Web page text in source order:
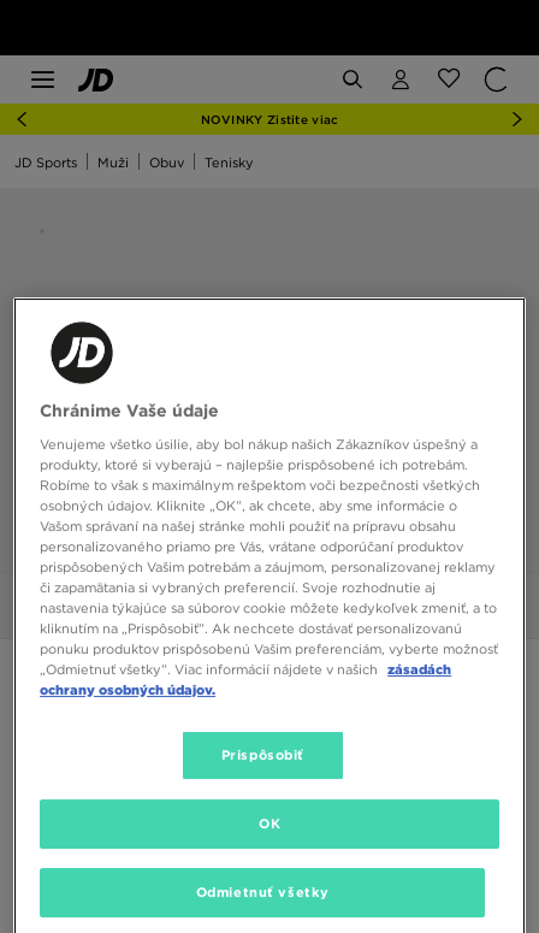
NOVINKY Zistite viac
JD Sports Muži Obuv Tenisky
Obrázky 360°
NIKE AIR FORCE 1 '07 LV8
(Najnižšia cena za 30 dní pred zľavou)
Dostupné Farby
Vybrať veľkosť
Chránime Vaše údaje
Venujeme všetko úsilie, aby bol nákup našich Zákazníkov úspešný a
produkty, ktoré si vyberajú – najlepšie prispôsobené ich potrebám.
Robíme to však s maximálnym rešpektom voči bezpečnosti všetkých
osobných údajov. Kliknite „OK”, ak chcete, aby sme informácie o
Vašom správaní na našej stránke mohli použiť na prípravu obsahu
personalizovaného priamo pre Vás, vrátane odporúčaní produktov
prispôsobených Vašim potrebám a záujmom, personalizovanej reklamy
či zapamätania si vybraných preferencií. Svoje rozhodnutie aj
nastavenia týkajúce sa súborov cookie môžete kedykoľvek zmeniť, a to
kliknutím na „Prispôsobiť”. Ak nechcete dostávať personalizovanú
ponuku produktov prispôsobenú Vašim preferenciám, vyberte možnosť
„Odmietnuť všetky”. Viac informácií nájdete v našich
zásadách
ochrany osobných údajov.
Prispôsobiť
Odmietnuť všetky
OK